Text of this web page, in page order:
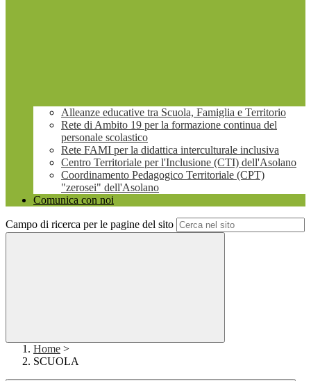
Alleanze educative tra Scuola, Famiglia e Territorio
Rete di Ambito 19 per la formazione continua del
personale scolastico
Rete FAMI per la didattica interculturale inclusiva
Centro Territoriale per l'Inclusione (CTI) dell'Asolano
Coordinamento Pedagogico Territoriale (CPT)
"zerosei" dell'Asolano
Comunica con noi
Campo di ricerca per le pagine del sito
Home >
SCUOLA